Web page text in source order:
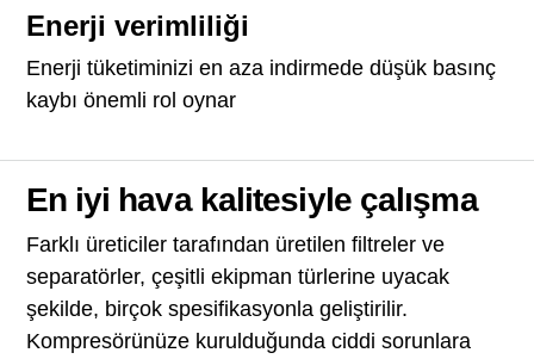
Enerji verimliliği
Enerji tüketiminizi en aza indirmede düşük basınç
kaybı önemli rol oynar
En iyi hava kalitesiyle çalışma
Farklı üreticiler tarafından üretilen filtreler ve
separatörler, çeşitli ekipman türlerine uyacak
şekilde, birçok spesifikasyonla geliştirilir.
Kompresörünüze kurulduğunda ciddi sorunlara